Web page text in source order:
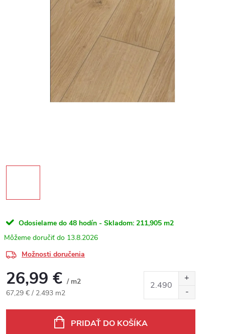
Odosielame do 48 hodín - Skladom: 211,905 m2
13.8.2026
Možnosti doručenia
26,99 € / m2
Jednotková cena:
67,29 € / 2.493 m2
PRIDAŤ DO KOŠÍKA